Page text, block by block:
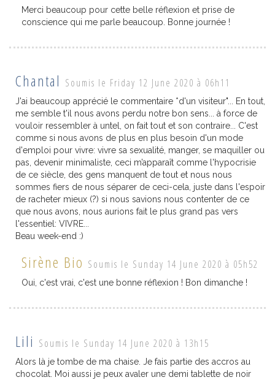
Merci beaucoup pour cette belle réflexion et prise de
conscience qui me parle beaucoup. Bonne journée !
Chantal Soumis le Friday 12 June 2020 à 06h11
J'ai beaucoup apprécié le commentaire *d'un visiteur"... En tout,
me semble t'il nous avons perdu notre bon sens... à force de
vouloir ressembler à untel, on fait tout et son contraire... C'est
comme si nous avons de plus en plus besoin d'un mode
d'emploi pour vivre: vivre sa sexualité, manger, se maquiller ou
pas, devenir minimaliste, ceci m’apparaît comme l'hypocrisie
de ce siècle, des gens manquent de tout et nous nous
sommes fiers de nous séparer de ceci-cela, juste dans l'espoir
de racheter mieux (?) si nous savions nous contenter de ce
que nous avons, nous aurions fait le plus grand pas vers
l'essentiel: VIVRE...
Beau week-end :)
Sirène Bio Soumis le Sunday 14 June 2020 à 05h52
Oui, c'est vrai, c'est une bonne réflexion ! Bon dimanche !
Lili Soumis le Sunday 14 June 2020 à 13h15
Alors là je tombe de ma chaise. Je fais partie des accros au
chocolat. Moi aussi je peux avaler une demi tablette de noir